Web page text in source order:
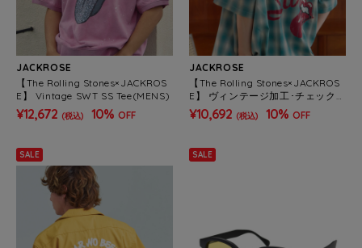
JACKROSE
【The Rolling Stones×JACKROS
E】 Vintage SWT SS Tee(MENS)
¥12,672 (税込) 10% OFF
JACKROSE
【The Rolling Stones×JACKROS
E】 ヴィンテージ加工･チェックS
Sシャツ(短丈)(MENS)
¥10,692 (税込) 10% OFF
SALE SALE